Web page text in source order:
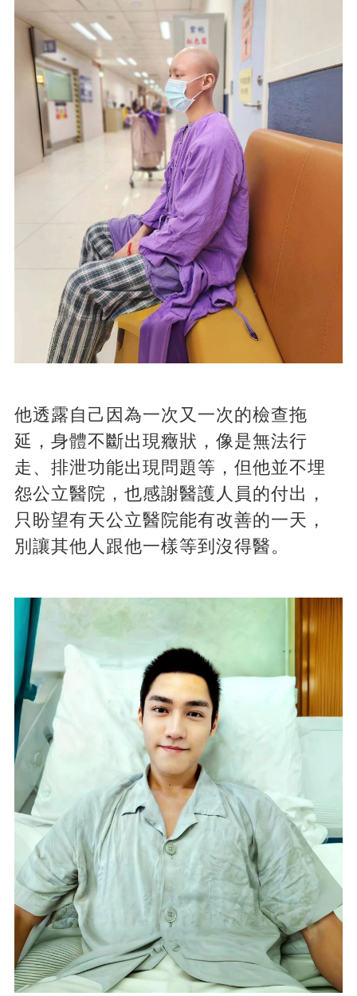
他透露自己因為一次又一次的檢查拖
延，身體不斷出現癥狀，像是無法行
走、排泄功能出現問題等，但他並不埋
怨公立醫院，也感謝醫護人員的付出，
只盼望有天公立醫院能有改善的一天，
別讓其他人跟他一樣等到沒得醫。